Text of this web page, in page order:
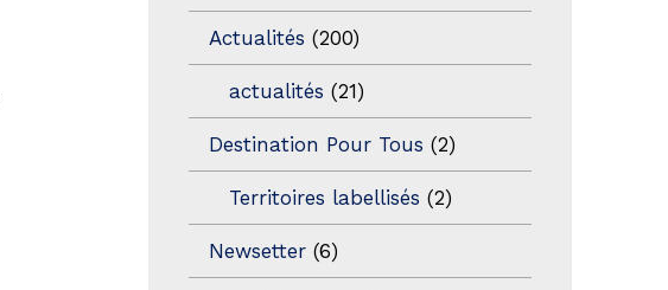
Actualités (200)
actualités (21)
Destination Pour Tous (2)
Territoires labellisés (2)
Newsetter (6)